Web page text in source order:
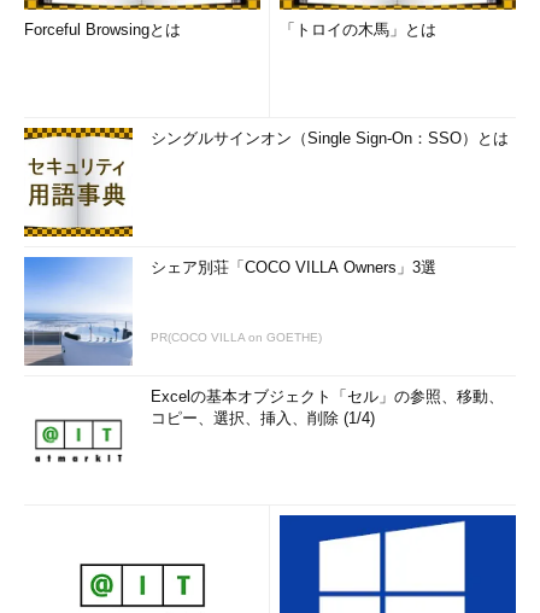
どちらかが適用さ
れる
プ・ポリ
る制御
netshコ
マンドに
可能。netsh
firewallコンテキス
Windowsファイアウォール」
利用可能
Windows Vista／
概要
Windowsファイア
ウォールをベース
タできるなどの機
能拡張が行われて
いる。ただし互換
Forceful Browsingとは 「トロイの木馬」とは
シングルサインオン（Single Sign-On：SSO）とは
シェア別荘「COCO VILLA Owners」3選
PR(COCO VILLA on GOETHE)
Excelの基本オブジェクト「セル」の参照、移動、
コピー、選択、挿入、削除 (1/4)